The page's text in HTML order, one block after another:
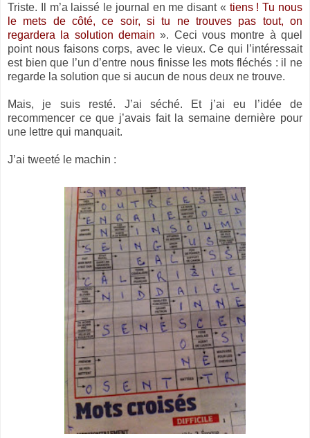
Triste. Il m’a laissé le journal en me disant « tiens ! Tu nous
le mets de côté, ce soir, si tu ne trouves pas tout, on
regardera la solution demain ». Ceci vous montre à quel
point nous faisons corps, avec le vieux. Ce qui l’intéressait
est bien que l’un d’entre nous finisse les mots fléchés : il ne
regarde la solution que si aucun de nous deux ne trouve.
Mais, je suis resté. J’ai séché. Et j’ai eu l’idée de
recommencer ce que j’avais fait la semaine dernière pour
une lettre qui manquait.
J’ai tweeté le machin :